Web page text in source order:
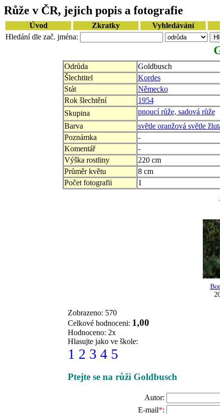
Růže v ČR, jejich popis a fotografie
Úvod Zkratky
Vyhledávání
Hledání dle zač. jména:
Odrůda
Goldbusch
Šlechtitel
Kordes
Stát
Německo
Rok šlechtění
1954
Skupina
pnoucí růže, sadová růže
Barva
světle oranžová světle
Poznámka
-
Komentář
-
Výška rostliny
220 cm
Průměr květu
8 cm
Počet fotografii
1
Zobrazeno: 570
Celkové hodnoceni: 1,00
Hodnoceno: 2x
Hlasujte jako ve škole:
1 2 3 4 5
Ptejte se na růži Goldbusch
Autor:
E-mail*: